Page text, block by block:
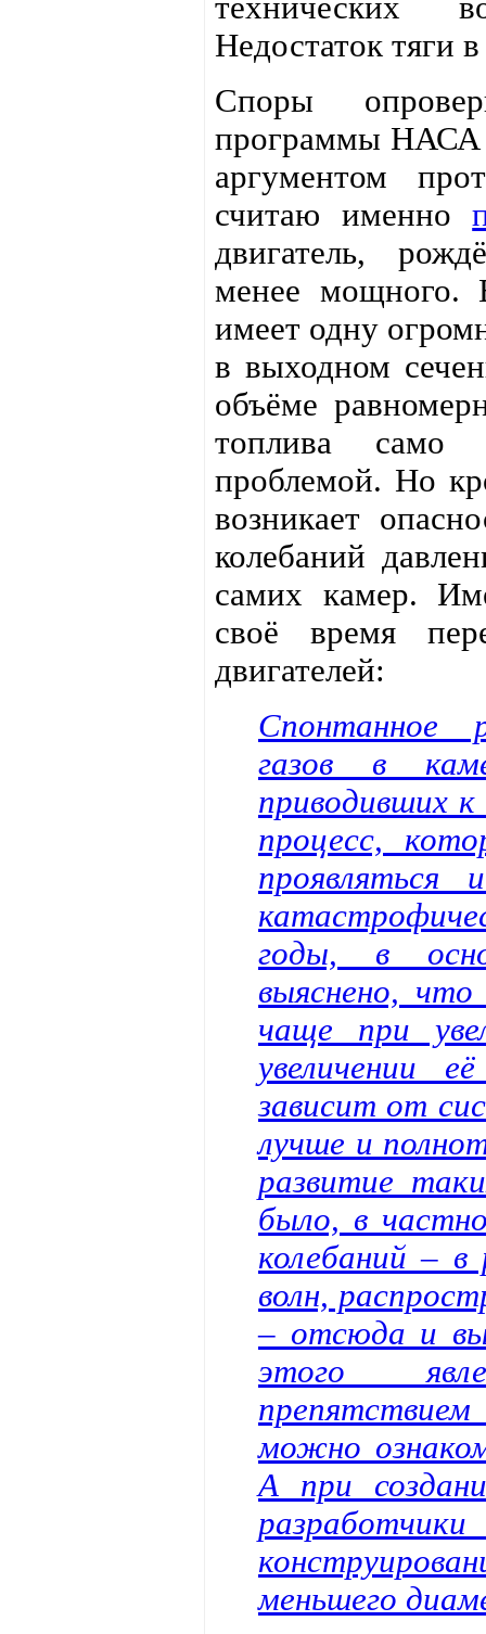
технических
Недостаток тяги
Споры
программы НАСА
аргументом
считаю именно
двигатель,
менее мощного.
имеет одну
в выходном
объёме
топлива само
проблемой. Но
возникает
колебаний
самих камер.
своё время
двигателей:
Спонтанное
газов в
приводивших
процесс,
проявляться
годы, в
выяснено,
чаще при
увеличении
зависит от
лучше и
развитие
было, в
колебаний – в
волн,
– отсюда и
этого
можно
А при
меньшего